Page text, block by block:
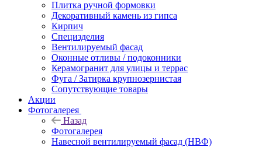
Плитка ручной формовки
Декоративный камень из гипса
Кирпич
Специзделия
Вентилируемый фасад
Оконные отливы / подоконники
Керамогранит для улицы и террас
Фуга / Затирка крупнозернистая
Сопутствующие товары
Акции
Фотогалерея
Назад
Фотогалерея
Навесной вентилируемый фасад (НВФ)